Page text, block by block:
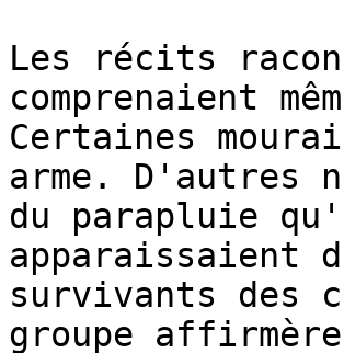
Les récits
comprenaient
Certaines
arme. D'autres
du parapluie
apparaissaient
survivants des
groupe